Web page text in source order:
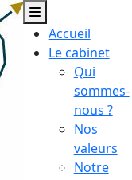
Accueil
Le cabinet
Qui
sommes-
nous ?
Nos
valeurs
Notre